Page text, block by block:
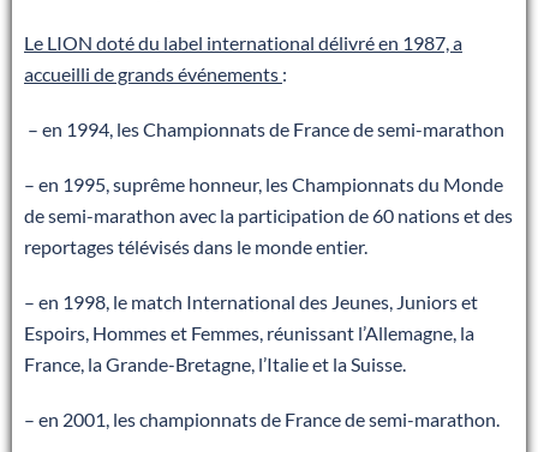
Le LION doté du label international délivré en 1987, a
accueilli de grands événements :
– en 1994, les Championnats de France de semi-marathon
– en 1995, suprême honneur, les Championnats du Monde
de semi-marathon avec la participation de 60 nations et des
reportages télévisés dans le monde entier.
– en 1998, le match International des Jeunes, Juniors et
Espoirs, Hommes et Femmes, réunissant l’Allemagne, la
France, la Grande-Bretagne, l’Italie et la Suisse.
– en 2001, les championnats de France de semi-marathon.